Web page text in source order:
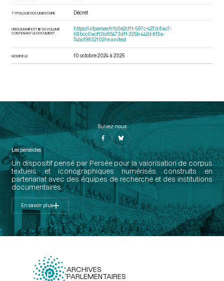
TYPOLOGIE DOCUMENTAIRE Décret
URI DU MANIFEST IIIF DU VOLUME
CONTENANT LE DOCUMENT
https://iiif.persee.fr/b0e2cf11-597c-427d-8ac7-
68bcc0acf13b/85473df1-325b-442d-8f3a-
74bcf9832102/manifest
MODIFIÉ LE 10 octobre 2024 à 23:25
Suivez-nous
Les perséides
Un dispositif pensé par Persée pour la valorisation de corpus
textuels et iconographiques numérisés construits en
partenariat avec des équipes de recherche et des institutions
documentaires.
En savoir plus
ARCHIVES
PARLEMENTAIRES